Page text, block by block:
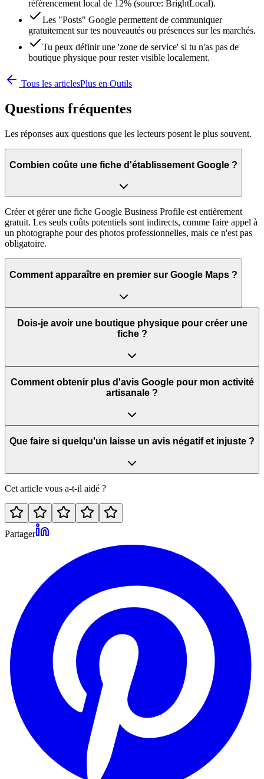
référencement local de 12% (source: BrightLocal).
Les "Posts" Google permettent de communiquer
gratuitement sur tes nouveautés ou présences sur les marchés.
Tu peux définir une 'zone de service' si tu n'as pas de
boutique physique pour rester visible localement.
Tous les articlesPlus en Outils
Questions fréquentes
Les réponses aux questions que les lecteurs posent le plus souvent.
Combien coûte une fiche d'établissement Google ?
Créer et gérer une fiche Google Business Profile est entièrement
gratuit. Les seuls coûts potentiels sont indirects, comme faire appel à
un photographe pour des photos professionnelles, mais ce n'est pas
obligatoire.
Comment apparaître en premier sur Google Maps ?
Dois-je avoir une boutique physique pour créer une
fiche ?
Comment obtenir plus d'avis Google pour mon activité
artisanale ?
Que faire si quelqu'un laisse un avis négatif et injuste ?
Cet article vous a-t-il aidé ?
Partager